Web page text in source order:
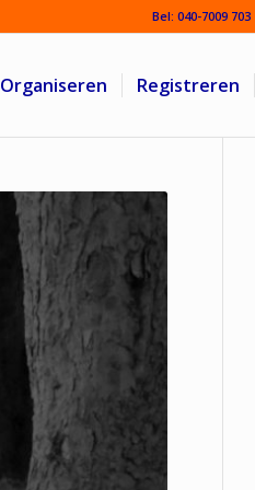
Bel: 040-7009 703
Organiseren Registreren